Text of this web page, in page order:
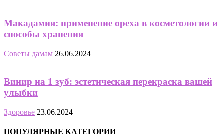
Макадамия: применение ореха в косметологии и
способы хранения
Советы дамам 26.06.2024
Винир на 1 зуб: эстетическая перекраска вашей
улыбки
Здоровье 23.06.2024
ПОПУЛЯРНЫЕ КАТЕГОРИИ